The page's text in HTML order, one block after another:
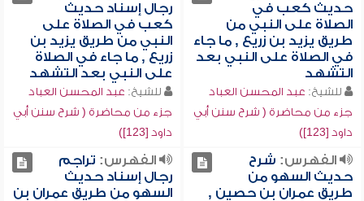
حديث كعب في
الصلاة على النبي من
طريق يزيد بن زريع , ما جاء
في الصلاة على النبي بعد
التشهد
للشيخ: عبد المحسن العباد
جزء من محاضرة ( شرح سنن أبي
داود [123])
رجال إسناد حديث
كعب في الصلاة على
النبي من طريق يزيد بن
زريع , ما جاء في الصلاة
على النبي بعد التشهد
للشيخ: عبد المحسن العباد
جزء من محاضرة ( شرح سنن أبي
داود [123])
الفهرس: شرح
حديث السهو من
طريق عمران بن حصين ,
الفهرس: تراجم
رجال إسناد حديث
السهو من طريق عمران بن